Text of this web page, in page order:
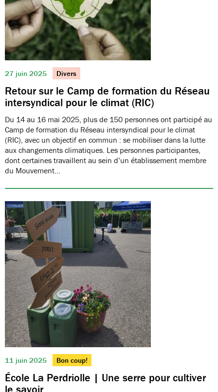
27 juin 2025 Divers
Retour sur le Camp de formation du Réseau
intersyndical pour le climat (RIC)
Du 14 au 16 mai 2025, plus de 150 personnes ont participé au
Camp de formation du Réseau intersyndical pour le climat
(RIC), avec un objectif en commun : se mobiliser dans la lutte
aux changements climatiques. Les personnes participantes,
dont certaines travaillent au sein d’un établissement membre
du Mouvement…
11 juin 2025 Bon coup!
École La Perdriolle | Une serre pour cultiver
le savoir